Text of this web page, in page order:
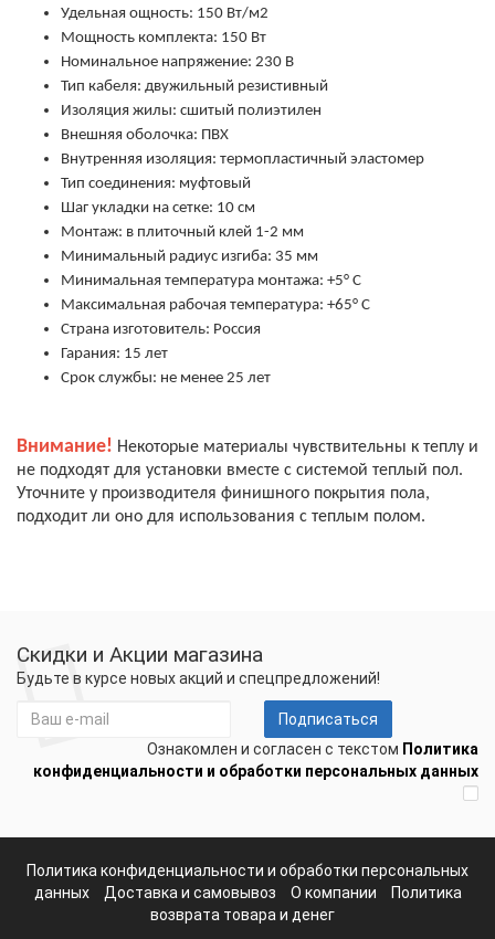
Удельная ощность: 150 Вт/м2
Мощность комплекта: 150 Вт
Номинальное напряжение: 230 В
Тип кабеля: двужильный резистивный
Изоляция жилы: сшитый полиэтилен
Внешняя оболочка: ПВХ
Внутренняя изоляция: термопластичный эластомер
Тип соединения: муфтовый
Шаг укладки на сетке: 10 см
Монтаж: в плиточный клей 1-2 мм
Минимальный радиус изгиба: 35 мм
Минимальная температура монтажа: +5° С
Максимальная рабочая температура: +65° С
Страна изготовитель: Россия
Гарания: 15 лет
Срок службы: не менее 25 лет
Внимание! Некоторые материалы чувствительны к теплу и
не подходят для установки вместе с системой теплый пол.
Уточните у производителя финишного покрытия пола,
подходит ли оно для использования с теплым полом.
Скидки и Акции магазина
Будьте в курсе новых акций и спецпредложений!
Подписаться
Ознакомлен и согласен с текстом Политика
конфиденциальности и обработки персональных данных
Политика конфиденциальности и обработки персональных
данных
Доставка и самовывоз О компании
Политика
возврата товара и денег